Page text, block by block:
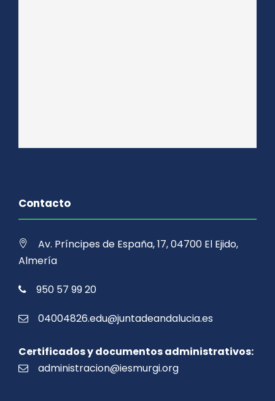
Contacto
Av. Príncipes de España, 17, 04700 El Ejido,
Almería
950 57 99 20
04004826.edu@juntadeandalucia.es
Certificados y documentos administrativos:
administracion@iesmurgi.org